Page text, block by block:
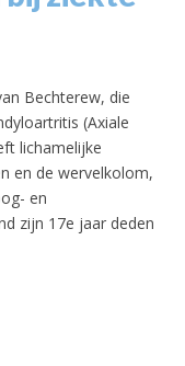
Bechterew, die
(Axiale
lichamelijke
en de wervelkolom,
en
zijn 17e jaar deden